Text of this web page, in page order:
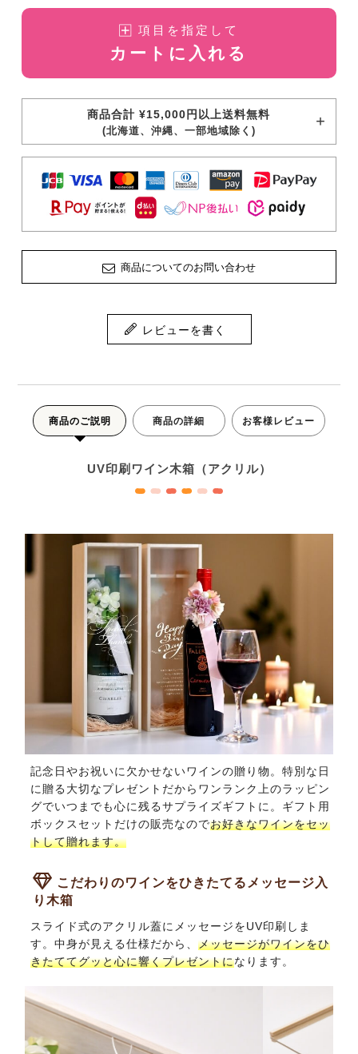
項目を指定して
カートに入れる
商品合計 ¥15,000円以上送料無料
(北海道、沖縄、一部地域除く)
商品についてのお問い合わせ
レビューを書く
商品のご説明 商品の詳細 お客様レビュー
UV印刷ワイン木箱（アクリル）
記念日やお祝いに欠かせないワインの贈り物。特別な日
に贈る大切なプレゼントだからワンランク上のラッピン
グでいつまでも心に残るサプライズギフトに。ギフト用
ボックスセットだけの販売なのでお好きなワインをセッ
トして贈れます。
こだわりのワインをひきたてるメッセージ入
り木箱
スライド式のアクリル蓋にメッセージをUV印刷しま
す。中身が見える仕様だから、メッセージがワインをひ
きたててグッと心に響くプレゼントになります。